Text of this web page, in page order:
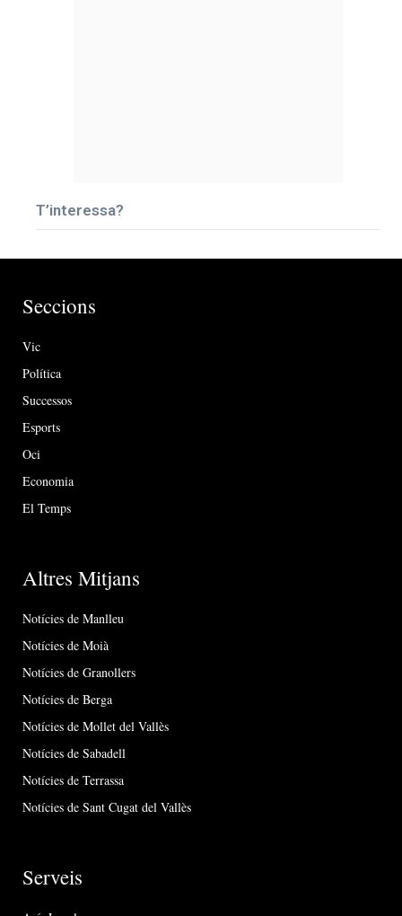
T’interessa?
Seccions
Vic
Política
Successos
Esports
Oci
Economia
El Temps
Altres Mitjans
Notícies de Manlleu
Notícies de Moià
Notícies de Granollers
Notícies de Berga
Notícies de Mollet del Vallès
Notícies de Sabadell
Notícies de Terrassa
Notícies de Sant Cugat del Vallès
Serveis